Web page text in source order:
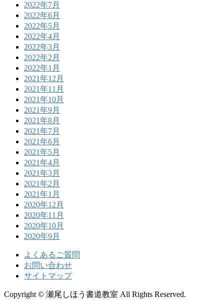
2022年7月
2022年6月
2022年5月
2022年4月
2022年3月
2022年2月
2022年1月
2021年12月
2021年11月
2021年10月
2021年9月
2021年8月
2021年7月
2021年6月
2021年5月
2021年4月
2021年3月
2021年2月
2021年1月
2020年12月
2020年11月
2020年10月
2020年9月
よくあるご質問
お問い合わせ
サイトマップ
Copyright © 瀬尾しほう書道教室 All Rights Reserved.